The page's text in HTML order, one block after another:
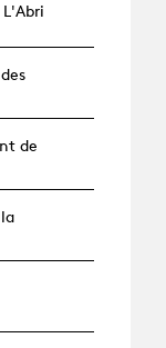
L'Abri
de